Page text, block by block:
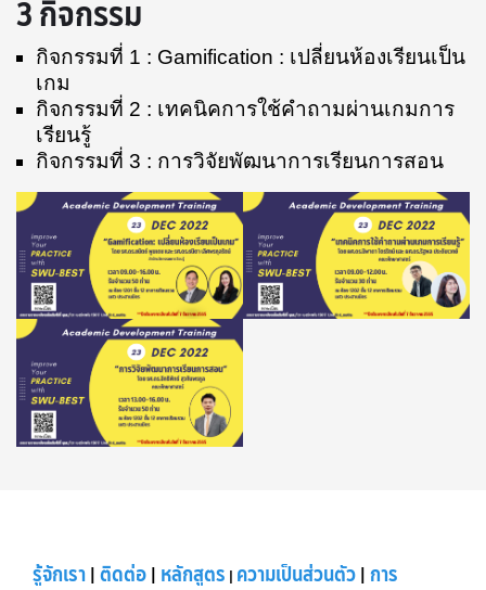
3 กิจกรรม
กิจกรรมที่ 1 : Gamification : เปลี่ยนห้องเรียนเป็น
เกม
กิจกรรมที่ 2 : เทคนิคการใช้คำถามผ่านเกมการ
เรียนรู้
กิจกรรมที่ 3 : การวิจัยพัฒนาการเรียนการสอน
รู้จักเรา|ติดต่อ| หลักสูตร | ความเป็นส่วนตัว|การ